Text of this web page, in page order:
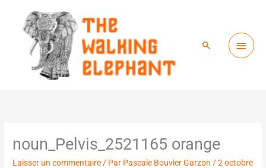
Rechercher
noun_Pelvis_2521165 orange
Laisser un commentaire / Par Pascale Bouvier Garzon /2 octobre